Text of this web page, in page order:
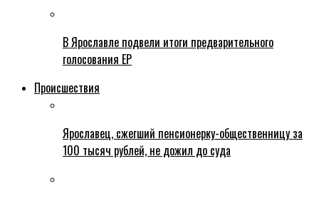
В Ярославле подвели итоги предварительного
голосования ЕР
Происшествия
Ярославец, сжегший пенсионерку-общественницу за
100 тысяч рублей, не дожил до суда